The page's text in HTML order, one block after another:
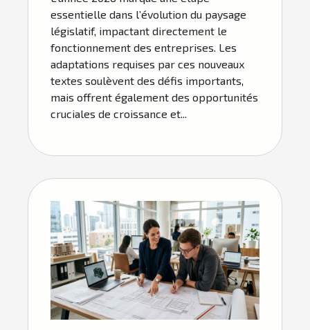
essentielle dans l’évolution du paysage
législatif, impactant directement le
fonctionnement des entreprises. Les
adaptations requises par ces nouveaux
textes soulèvent des défis importants,
mais offrent également des opportunités
cruciales de croissance et...